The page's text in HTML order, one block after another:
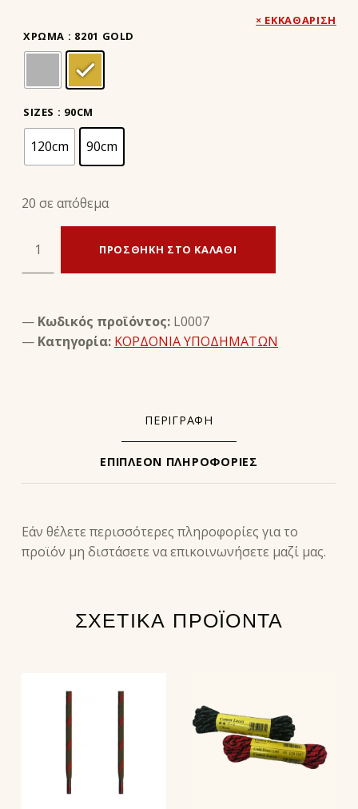
ΧΡΏΜΑ : 8201 GOLD
SIZES : 90CM
120cm 90cm
ΕΚΚΑΘΆΡΙΣΗ
20 σε απόθεμα
ΠΛΑΚΕ ΚΟΡΔΟΝΙΑ ΦΑΝΤΑΖΙ ποσότητα
ΠΡΟΣΘΉΚΗ ΣΤΟ ΚΑΛΆΘΙ
Κωδικός προϊόντος: L0007
Κατηγορία: ΚΟΡΔΟΝΙΑ ΥΠΟΔΗΜΑΤΩΝ
ΠΕΡΙΓΡΑΦΉ
ΕΠΙΠΛΈΟΝ ΠΛΗΡΟΦΟΡΊΕΣ
Εάν θέλετε περισσότερες πληροφορίες για το
προϊόν μη διστάσετε να επικοινωνήσετε μαζί μας.
ΣΧΕΤΙΚΆ ΠΡΟΪΌΝΤΑ